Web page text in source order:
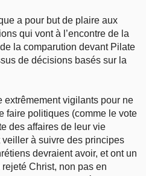
a pour but de plaire aux
qui vont à l’encontre de la
la comparution devant Pilate
de décisions basés sur la
extrêmement vigilants pour ne
faire politiques (comme le vote
des affaires de leur vie
à suivre des principes
devraient avoir, et ont un
Christ, non pas en